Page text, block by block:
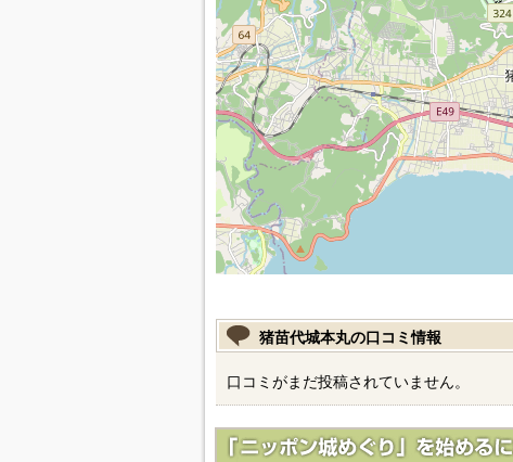
猪苗代城本丸の口コミ情報
口コミがまだ投稿されていません。